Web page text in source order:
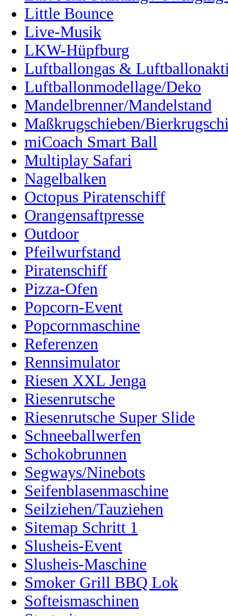
Little Bounce
Live-Musik
LKW-Hüpfburg
Luftballongas &
Luftballonmodellage/Deko
Mandelbrenner/Mandelstand
Maßkrugschieben/
miCoach Smart Ball
Multiplay Safari
Nagelbalken
Octopus Piratenschiff
Orangensaftpresse
Outdoor
Pfeilwurfstand
Piratenschiff
Pizza-Ofen
Popcorn-Event
Popcornmaschine
Referenzen
Rennsimulator
Riesen XXL Jenga
Riesenrutsche
Riesenrutsche Super Slide
Schneeballwerfen
Schokobrunnen
Segways/Ninebots
Seifenblasenmaschine
Seilziehen/Tauziehen
Sitemap Schritt 1
Slusheis-Event
Slusheis-Maschine
Smoker Grill BBQ Lok
Softeismaschinen